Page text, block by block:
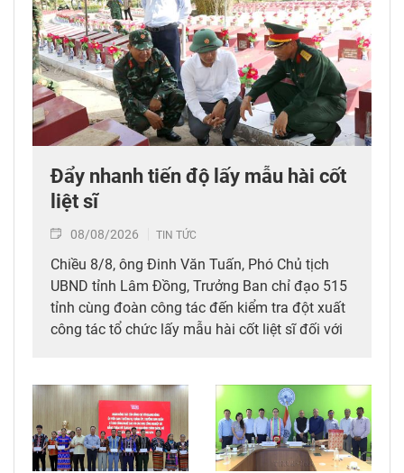
Đẩy nhanh tiến độ lấy mẫu hài cốt
liệt sĩ
08/08/2026 TIN TỨC
Chiều 8/8, ông Đinh Văn Tuấn, Phó Chủ tịch
UBND tỉnh Lâm Đồng, Trưởng Ban chỉ đạo 515
tỉnh cùng đoàn công tác đến kiểm tra đột xuất
công tác tổ chức lấy mẫu hài cốt liệt sĩ đối với
thời tặng quà cho cán bộ, chiến sĩ tham gia
công tác lấy mẫu tại đây.